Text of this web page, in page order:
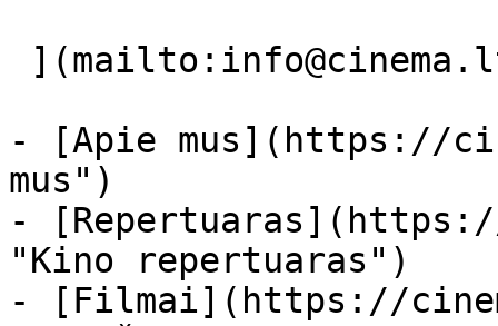
- [Apie mus](https://
mus")
-
"Kino repertuaras")
- [Filmai](https://